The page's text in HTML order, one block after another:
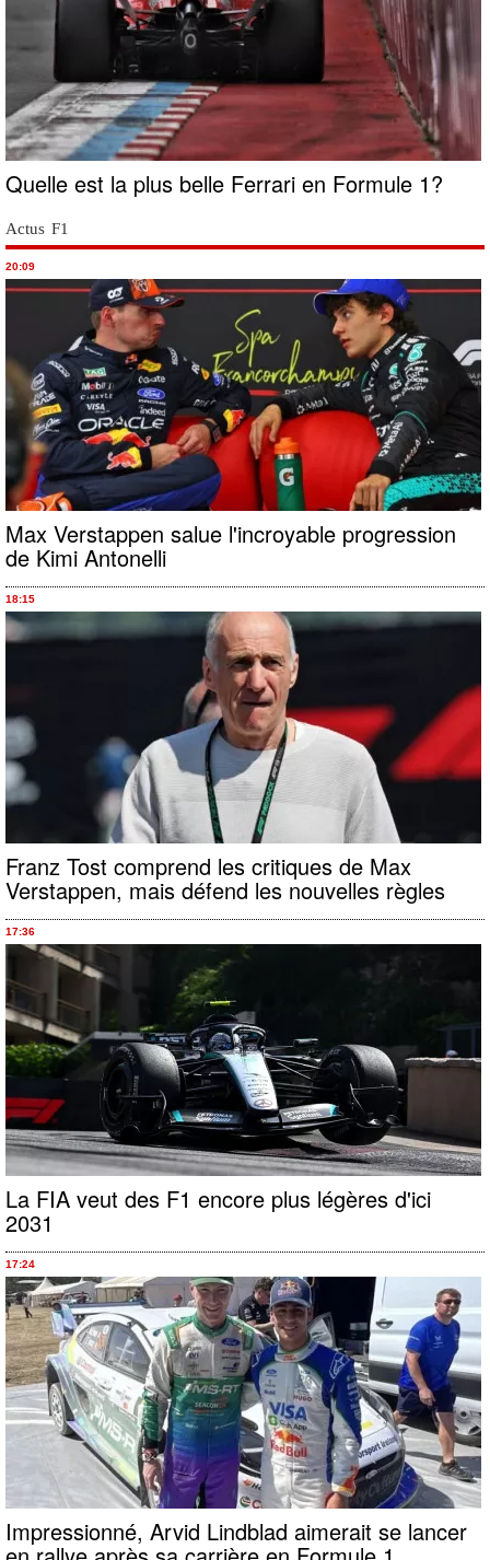
Quelle est la plus belle Ferrari en Formule 1?
Actus F1
20:09
Max Verstappen salue l'incroyable progression
de Kimi Antonelli
18:15
Franz Tost comprend les critiques de Max
Verstappen, mais défend les nouvelles règles
17:36
La FIA veut des F1 encore plus légères d'ici
2031
17:24
Impressionné, Arvid Lindblad aimerait se lancer